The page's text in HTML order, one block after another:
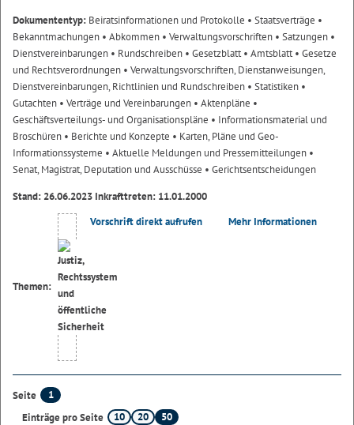
Dokumententyp: Beiratsinformationen und Protokolle • Staatsverträge •
Bekanntmachungen • Abkommen • Verwaltungsvorschriften • Satzungen •
Dienstvereinbarungen • Rundschreiben • Gesetzblatt• Amtsblatt• Gesetze
und Rechtsverordnungen • Verwaltungsvorschriften, Dienstanweisungen,
Dienstvereinbarungen, Richtlinien und Rundschreiben • Statistiken •
Gutachten • Verträge und Vereinbarungen • Aktenpläne •
Geschäftsverteilungs- und Organisationspläne • Informationsmaterial und
Broschüren • Berichte und Konzepte • Karten, Pläne und Geo-
Informationssysteme • Aktuelle Meldungen und Pressemitteilungen •
Senat, Magistrat, Deputation und Ausschüsse • Gerichtsentscheidungen
Stand: 26.06.2023 Inkrafttreten: 11.01.2000
Themen:
Vorschrift direkt aufrufen Mehr Informationen
Seite
1
Einträge pro Seite
10 20 50